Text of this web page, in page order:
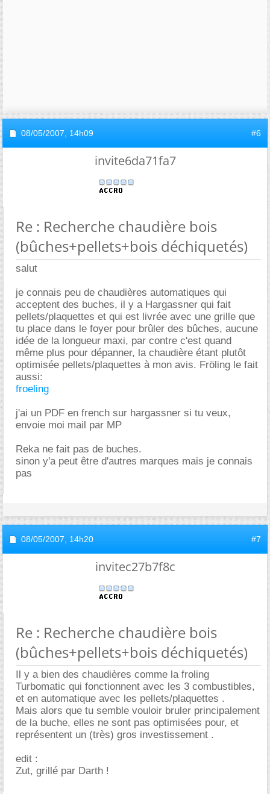
08/05/2007, 14h09 #6
invite6da71fa7
Re : Recherche chaudière bois
(bûches+pellets+bois déchiquetés)
salut
je connais peu de chaudières automatiques qui
acceptent des buches, il y a Hargassner qui fait
pellets/plaquettes et qui est livrée avec une grille que
tu place dans le foyer pour brûler des bûches, aucune
idée de la longueur maxi, par contre c'est quand
même plus pour dépanner, la chaudière étant plutôt
optimisée pellets/plaquettes à mon avis. Fröling le fait
aussi:
froeling
j'ai un PDF en french sur hargassner si tu veux,
envoie moi mail par MP
Reka ne fait pas de buches.
sinon y'a peut être d'autres marques mais je connais
pas
08/05/2007, 14h20 #7
invitec27b7f8c
Re : Recherche chaudière bois
(bûches+pellets+bois déchiquetés)
Il y a bien des chaudières comme la froling
Turbomatic qui fonctionnent avec les 3 combustibles,
et en automatique avec les pellets/plaquettes .
Mais alors que tu semble vouloir bruler principalement
de la buche, elles ne sont pas optimisées pour, et
représentent un (très) gros investissement .
edit :
Zut, grillé par Darth !